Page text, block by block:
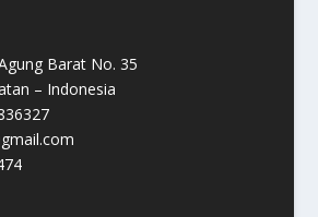
Barat No. 35
– Indonesia